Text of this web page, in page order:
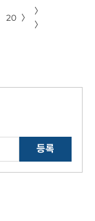
20 〉
〉
〉
등록